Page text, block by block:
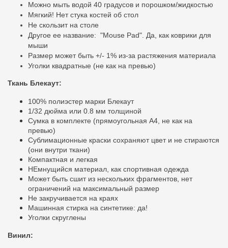
Можно мыть водой 40 градусов и порошком/жидкостью
Мягкий! Нет стука костей об стол
Не скользит на столе
Другое ее название: "Mouse Pad". Да, как коврики для
мыши
Размер может быть +/- 1% из-за растяжения материала
Уголки квадратные (не как на превью)
Ткань Блекаут:
100% полиэстер марки Блекаут
1/32 дюйма или 0.8 мм толщиной
Сумка в комплекте (прямоугольная A4, не как на
превью)
Сублимационные краски сохраняют цвет и не стираются
(они внутри ткани)
Компактная и легкая
НЕмнущийся материал, как спортивная одежда
Может быть сшит из нескольких фрагментов, нет
ограничений на максимальный размер
Не закручивается на краях
Машинная стирка на синтетике: да!
Уголки скруглены
Винил: